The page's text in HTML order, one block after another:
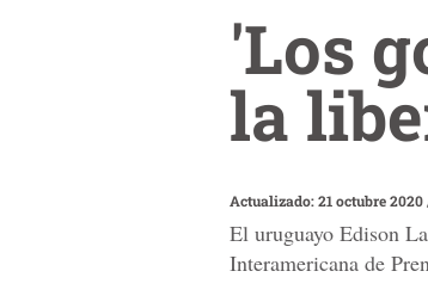
'Los
la
Actualizado: 21 octubre 2020
El uruguayo Edison
Interamericana de